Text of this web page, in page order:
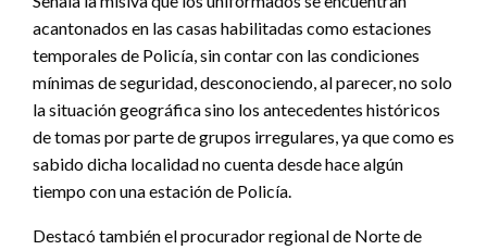
acantonados en las casas habilitadas como estaciones
temporales de Policía, sin contar con las condiciones
mínimas de seguridad, desconociendo, al parecer, no solo
la situación geográfica sino los antecedentes históricos
de tomas por parte de grupos irregulares, ya que como es
sabido dicha localidad no cuenta desde hace algún
tiempo con una estación de Policía.
Destacó también el procurador regional de Norte de